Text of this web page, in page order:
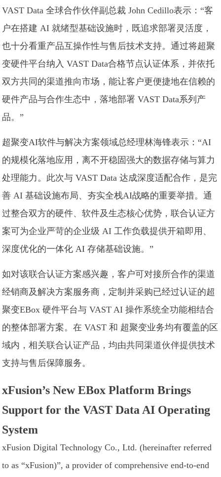
VAST Data 全球合作伙伴副总裁 John Cedillo表示：“客
户在搭建 AI 就绪型基础设施时，既追求部署灵活度，
也十分看重产品互操作性与售后技术支持。通过将超聚
变硬件平台纳入 VAST Data合格节点认证体系，并依托
双方共同的渠道推向市场，能让客户更便捷地在信赖的
硬件产品与合作生态中，落地部署 VAST Data系列产
品。”
超聚变AI软件与解决方案领域总经理林海锋表示：“AI
的规模化落地应用，离不开稳固强大的数据存储与算力
处理能力。此次与 VAST Data 达成深度适配合作，是完
善 AI 基础设施布局、夯实全栈AI战略的重要举措。通
过整合双方的硬件、软件及生态核心优势，联合认证方
案可为企业严苛的企业级 AI 工作负载提供开箱即用、
深度优化的一体化 AI 存储基础设施。”
如对该联合认证方案感兴趣，客户可对接所合作的渠道
经销商及解决方案服务商，定制并采购已经过认证的超
聚变EBox 硬件平台与 VAST AI 操作系统全功能相结合
的整体部署方案。在 VAST 和 超聚变业务均有覆盖的区
域内，相关联合认证产品，均由共同渠道伙伴提供技术
支持与售后保障服务。
xFusion’s New EBox Platform Brings
Support for the VAST Data AI Operating
System
xFusion Digital Technology Co., Ltd. (hereinafter referred
to as “xFusion)”, a provider of comprehensive end-to-end